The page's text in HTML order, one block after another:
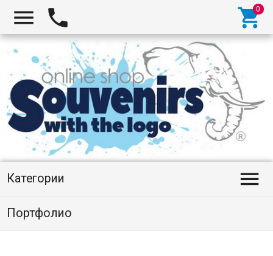
  
Категории 
Портфолио